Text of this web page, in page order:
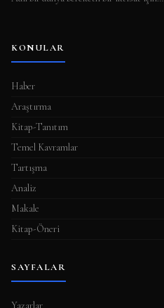
KONULAR
Haber
Araştırma
Kitap-Tanıtım
Temel Kavramlar
Tartışma
Analiz
Makale
Kitap-Öneri
SAYFALAR